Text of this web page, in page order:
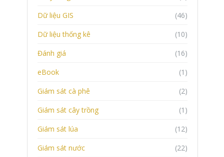
Dữ liệu GIS
(46)
Dữ liệu thống kê
(10)
Đánh giá
(16)
eBook
(1)
Giám sát cà phê
(2)
Giám sát cây trồng
(1)
Giám sát lúa
(12)
Giám sát nước
(22)